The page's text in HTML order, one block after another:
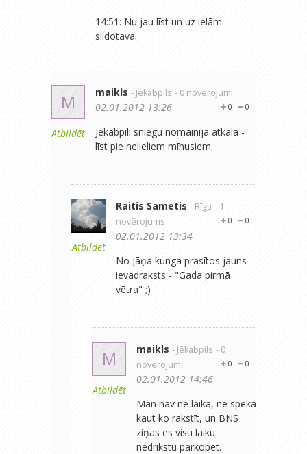
14:51: Nu jau līst un uz ielām
slidotava.
M
Atbildēt
maikls - Jēkabpils - 0 novērojumi
0
0
02.01.2012 13:26
Jēkabpilī sniegu nomainīja atkala -
līst pie nelieliem mīnusiem.
Atbildēt
Raitis Sametis - Rīga - 1
novērojums
0
0
02.01.2012 13:34
No Jāņa kunga prasītos jauns
ievadraksts - "Gada pirmā
vētra" ;)
M
Atbildēt
maikls - Jēkabpils - 0
novērojumi
0
0
02.01.2012 14:46
Man nav ne laika, ne spēka
kaut ko rakstīt, un BNS
ziņas es visu laiku
nedrīkstu pārkopēt.